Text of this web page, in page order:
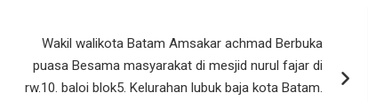
Wakil walikota Batam Amsakar achmad Berbuka
puasa Besama masyarakat di mesjid nurul fajar di
rw.10. baloi blok5. Kelurahan lubuk baja kota Batam.